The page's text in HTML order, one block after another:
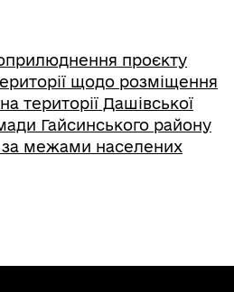
проєкту
щодо розміщення
території Дашівської
Гайсинського району
за межами населених